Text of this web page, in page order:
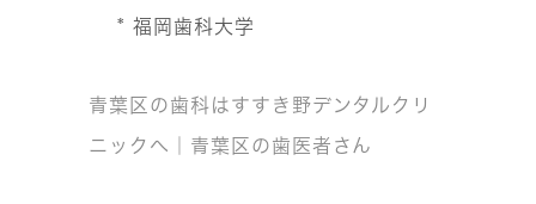
* 福岡歯科大学
青葉区の歯科はすすき野デンタルクリ
ニックへ｜青葉区の歯医者さん